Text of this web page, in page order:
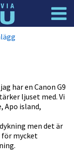
har en Canon G9
ljuset med. Vi
Apo island,
men det är
för mycket